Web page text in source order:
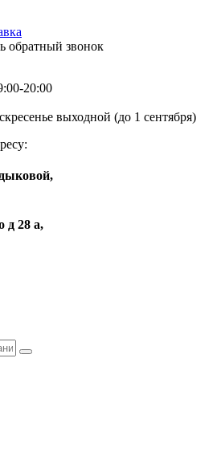
обратный звонок
20:00
выходной (до 1 сентября)
д 28 а,